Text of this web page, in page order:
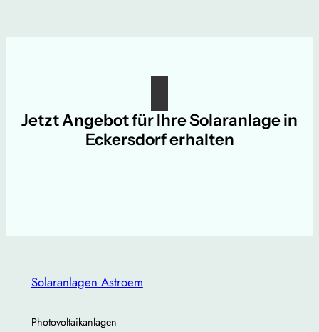
Jetzt Angebot für Ihre Solaranlage in
Eckersdorf erhalten
Solaranlagen Astroem
Photovoltaikanlagen